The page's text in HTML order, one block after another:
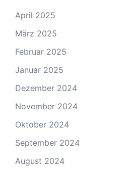
April 2025
März 2025
Februar 2025
Januar 2025
Dezember 2024
November 2024
Oktober 2024
September 2024
August 2024